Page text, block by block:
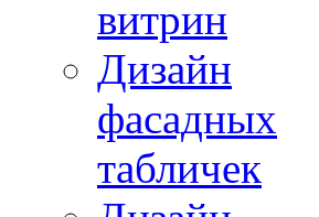
витрин
Дизайн
фасадных
табличек